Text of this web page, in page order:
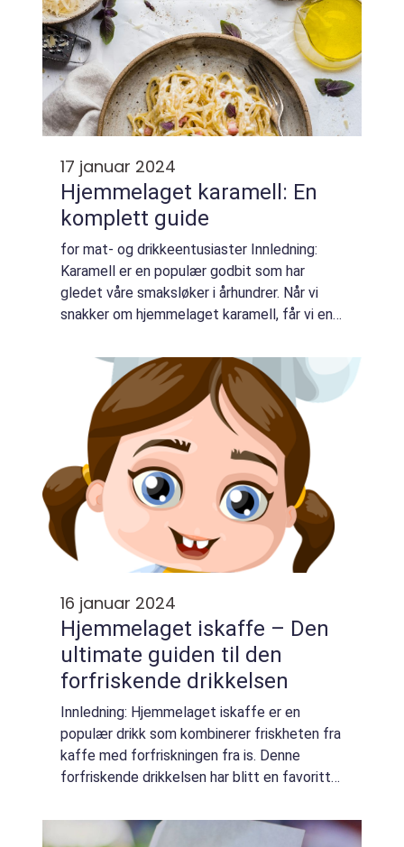
17 januar 2024
Hjemmelaget karamell: En
komplett guide
for mat- og drikkeentusiaster Innledning:
Karamell er en populær godbit som har
gledet våre smaksløker i århundrer. Når vi
snakker om hjemmelaget karamell, får vi en
sammenlignes med kjøpte alternativer. Den
unike sm...
16 januar 2024
Hjemmelaget iskaffe – Den
ultimate guiden til den
forfriskende drikkelsen
Innledning: Hjemmelaget iskaffe er en
populær drikk som kombinerer friskheten fra
kaffe med forfriskningen fra is. Denne
forfriskende drikkelsen har blitt en favoritt
tilbyr en deilig måte å nyte kaffe på i va...